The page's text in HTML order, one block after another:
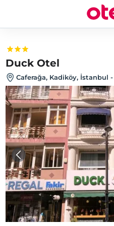
Duck Otel
Caferağa, Kadiköy, İstanbul -